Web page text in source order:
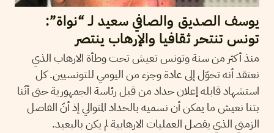
يوسف الصديق والصافي سعيد لـ “نواة”:
تونس تنتحر ثقافيا والإرهاب ينتصر
منذ أكثر من سنة وتونس تعيش تحت وطأة الارهاب الذي
نعتقد أنه تحوّل إلى عادة وجزء من اليومي للتونسيين. كل
استشهاد قابله إعلان حداد من قبل رئاسة الجمهورية حتى أنّنا
بتنا نعيش ما يمكن أن نسميه بالحداد المتوالي إذ أنّ الفاصل
الزمني الذي يفصل العمليات الارهابية لم يكن بالبعيد.